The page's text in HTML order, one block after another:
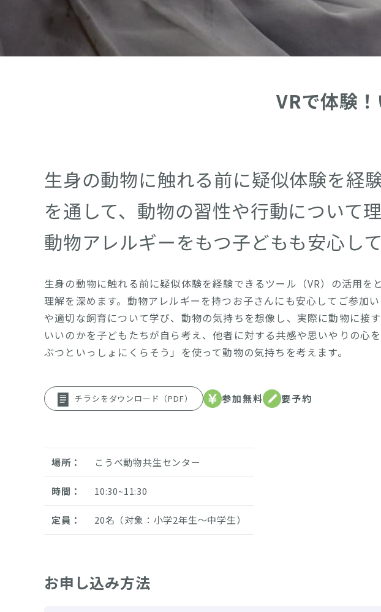
VRで体験
生身の動物に触れる前に疑似体験を経
を通して、動物の習性や行動について理
動物アレルギーをもつ子どもも安心して
生身の動物に触れる前に疑似体験を経験できるツール（VR）の活用を
理解を深めます。動物アレルギーを持つお子さんにも安心してご参加
や適切な飼育について学び、動物の気持ちを想像し、実際に動物に接
いいのかを子どもたちが自ら考え、他者に対する共感や思いやりの心
ぶつといっしょにくらそう」を使って動物の気持ちを考えます。
チラシをダウンロード（PDF） 参加無料 要予約
場所： こうべ動物共生センター
時間： 10:30~11:30
定員： 20名（対象：小学2年生～中学生）
お申し込み方法